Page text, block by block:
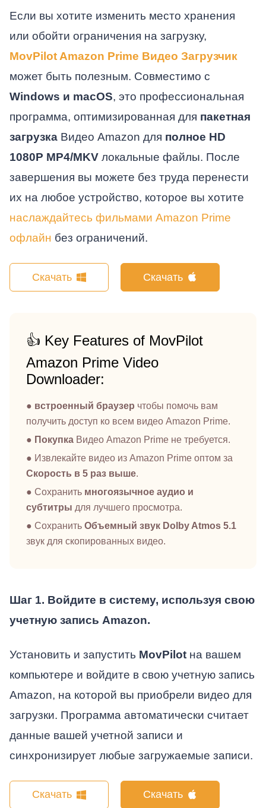
Если вы хотите изменить место хранения
или обойти ограничения на загрузку,
MovPilot Amazon Prime Видео Загрузчик
может быть полезным. Совместимо с
Windows и macOS, это профессиональная
программа, оптимизированная для пакетная
загрузкаВидео Amazon для полное HD
1080P MP4/MKVлокальные файлы. После
завершения вы можете без труда перенести
их на любое устройство, которое вы хотите
наслаждайтесь фильмами Amazon Prime
офлайн без ограничений.
Скачать Скачать
👍 Key Features of MovPilot
Amazon Prime Video
Downloader:
● встроенный браузер чтобы помочь вам
получить доступ ко всем видео Amazon Prime.
● Покупка Видео Amazon Prime не требуется.
● Извлекайте видео из Amazon Prime оптом за
Скорость в 5 раз выше.
● Сохранить многоязычное аудио и
субтитры для лучшего просмотра.
● СохранитьОбъемный звук Dolby Atmos 5.1
звук для скопированных видео.
Шаг 1. Войдите в систему, используя свою
учетную запись Amazon.
Установить и запустить MovPilotна вашем
компьютере и войдите в свою учетную запись
Amazon, на которой вы приобрели видео для
загрузки. Программа автоматически считает
данные вашей учетной записи и
синхронизирует любые загружаемые записи.
Скачать Скачать